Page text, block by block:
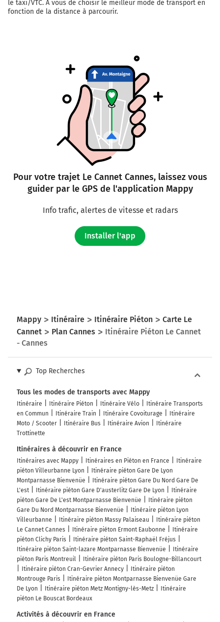
le taxi/VTC. A vous de choisir le meilleur mode de transport en
fonction de la distance à parcourir.
Pour votre trajet Le Cannet Cannes, laissez vous
guider par le GPS de l'application Mappy
Info trafic, alertes de vitesse et radars
Installer l'app
Mappy Itinéraire Itinéraire Piéton
Carte Le
Cannet
Plan Cannes
Itinéraire Piéton Le Cannet
- Cannes
Top Recherches
Tous les modes de transports avec Mappy
Itinéraire Itinéraire Piéton Itinéraire Vélo
Itinéraire Transports
en Commun
Itinéraire Train Itinéraire Covoiturage
Itinéraire
Moto / Scooter
Itinéraire Bus Itinéraire Avion
Itinéraire
Trottinette
Itinéraires à découvrir en France
Itinéraires avec Mappy Itinéraires en Piéton en France
Itinéraire
piéton Villeurbanne Lyon
Itinéraire piéton Gare De Lyon
Montparnasse Bienvenüe
Itinéraire piéton Gare Du Nord Gare De
L'est
Itinéraire piéton Gare D'austerlitz Gare De Lyon
Itinéraire
piéton Gare De L'est Montparnasse Bienvenüe
Itinéraire piéton
Gare Du Nord Montparnasse Bienvenüe
Itinéraire piéton Lyon
Villeurbanne
Itinéraire piéton Massy Palaiseau
Itinéraire piéton
Le Cannet Cannes
Itinéraire piéton Ermont Eaubonne
Itinéraire
piéton Clichy Paris
Itinéraire piéton Saint-Raphaël Fréjus
Itinéraire piéton Saint-lazare Montparnasse Bienvenüe
Itinéraire
piéton Paris Montreuil
Itinéraire piéton Paris Boulogne-Billancourt
Itinéraire piéton Cran-Gevrier Annecy
Itinéraire piéton
Montrouge Paris
Itinéraire piéton Montparnasse Bienvenüe Gare
De Lyon
Itinéraire piéton Metz Montigny-lès-Metz
Itinéraire
piéton Le Bouscat Bordeaux
Activités à découvrir en France